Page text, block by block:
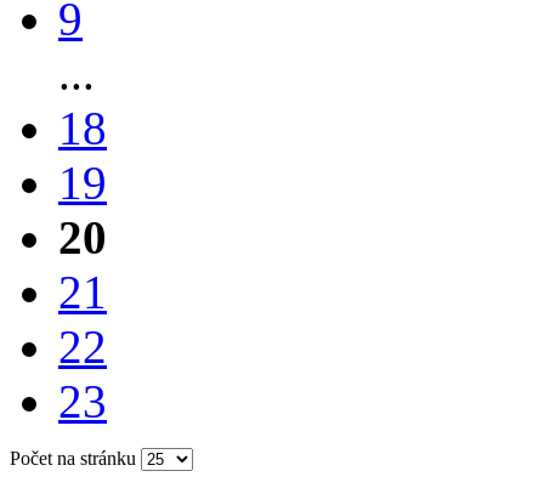
9
...
18
19
20
21
22
23
Počet na stránku